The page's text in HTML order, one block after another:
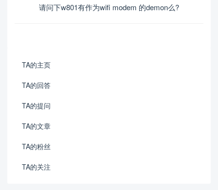
请问下w801有作为wifi modem 的demon么?
TA的主页
TA的回答
TA的提问
TA的文章
TA的粉丝
TA的关注